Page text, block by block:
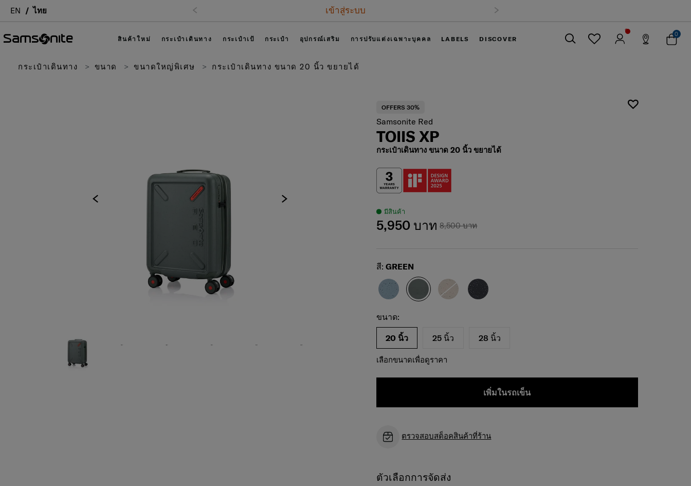
EN ไทย เข้าสู่ระบบ
สินค้าใหม่ กระเป๋าเดินทาง กระเป๋าเป้ กระเป๋า อุปกรณ์เสริม การปรับแต่งเฉพาะบุคคล LABELS DISCOVER
0
กระเป๋าเดินทาง ขนาด ขนาดใหญ่พิเศษ กระเป๋าเดินทาง ขนาด 20 นิ้ว ขยายได้
OFFERS 30%
Samsonite Red
TOIIS XP
กระเป๋าเดินทาง ขนาด 20 นิ้ว ขยายได้
มีสินค้า
8,500 บาท
5,950 บาท
เลือกขนาดของคุณ
Select
ขนาด:
20 นิ้ว 25 นิ้ว 28 นิ้ว
เลือกขนาดเพื่อดูราคา
Select
สี:GREEN
เพิ่มในรถเข็น
ตรวจสอบสต็อคสินค้าที่ร้าน
ตัวเลือกการจัดส่ง